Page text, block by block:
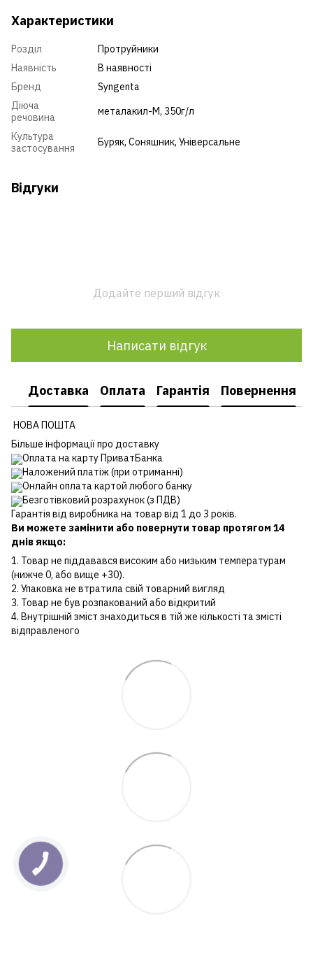
Характеристики
Розділ
Протруйники
Наявність
В наявності
Бренд
Syngenta
Діюча
речовина
металакил-М, 350г/л
Культура
застосування
Буряк, Соняшник, Універсальне
Відгуки
Додайте перший відгук
Написати відгук
Доставка Оплата Гарантія Повернення
НОВА ПОШТА
Більше інформації про доставку
Оплата на карту ПриватБанка
Наложений платіж (при отриманні)
Онлайн оплата картой любого банку
Безготівковий розрахунок (з ПДВ)
Гарантія від виробника на товар від 1 до 3 років.
Ви можете замінити або повернути товар протягом 14
днів якщо:
1. Товар не піддавався високим або низьким температурам
(нижче 0, або вище +30).
2. Упаковка не втратила свій товарний вигляд
3. Товар не був розпакований або відкритий
4. Внутрішній зміст знаходиться в тій же кількості та змісті
відправленого